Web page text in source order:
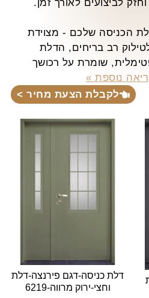
לביצועים לאורך זמן.
הכניסה שלכם - מצוידת
רב בריחים, הדלת
שומרת על רכושך
נוספת »
לקבלת הצעת מחיר >
דלת כניסה-דגם פירנצה-דלת
וחצי-ירוק מרווה-6219